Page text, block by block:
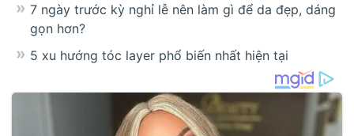
7 ngày trước kỳ nghỉ lễ nên làm gì để da đẹp, dáng
gọn hơn?
5 xu hướng tóc layer phổ biến nhất hiện tại